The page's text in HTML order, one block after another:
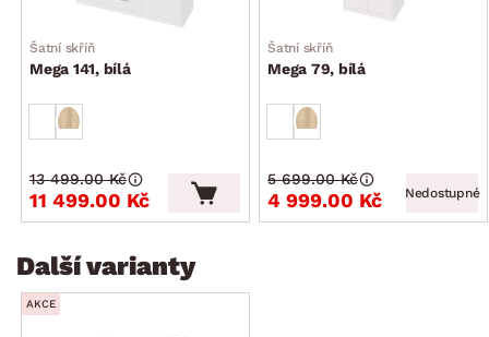
Šatní skříň
Mega 141, bílá
11 499.00 Kč
13 499.00 Kč
Šatní skříň
Mega 79, bílá
4 999.00 Kč
5 699.00 Kč
Nedostupné
Další varianty
AKCE